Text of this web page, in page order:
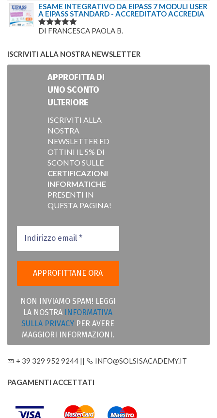
ESAME INTEGRATIVO DA EIPASS 7 MODULI USER
A EIPASS STANDARD - ACCREDITATO ACCREDIA
VALUTATO
DI FRANCESCA PAOLA B.
ISCRIVITI ALLA NOSTRA NEWSLETTER
APPROFITTA DI
UNO SCONTO
ULTERIORE
ISCRIVITI ALLA
NOSTRA
NEWSLETTER ED
OTTINI IL 5% DI
SCONTO SULLE
CERTIFICAZIONI
INFORMATICHE
PRESENTI IN
QUESTA PAGINA!
NON INVIAMO SPAM! LEGGI
LA NOSTRA
INFORMATIVA
SULLA PRIVACY PER AVERE
MAGGIORI INFORMAZIONI.
+ 39 329 952 9244 || INFO@SOLSISACADEMY.IT
PAGAMENTI ACCETTATI